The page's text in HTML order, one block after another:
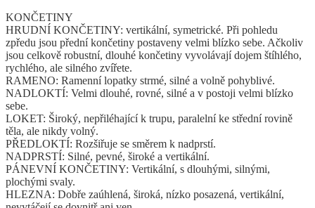
KONČETINY
HRUDNÍ KONČETINY: vertikální, symetrické. Při pohledu
zpředu jsou přední končetiny postaveny velmi blízko sebe. Ačkoliv
jsou celkově robustní, dlouhé končetiny vyvolávají dojem štíhlého,
rychlého, ale silného zvířete.
RAMENO: Ramenní lopatky strmé, silné a volně pohyblivé.
NADLOKTÍ: Velmi dlouhé, rovné, silné a v postoji velmi blízko
sebe.
LOKET: Široký, nepřiléhající k trupu, paralelní ke střední rovině
těla, ale nikdy volný.
PŘEDLOKTÍ: Rozšiřuje se směrem k nadprstí.
NADPRSTÍ: Silné, pevné, široké a vertikální.
PÁNEVNÍ KONČETINY: Vertikální, s dlouhými, silnými,
plochými svaly.
HLEZNA: Dobře zaúhlená, široká, nízko posazená, vertikální,